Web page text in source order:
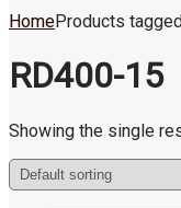
HomeProducts
RD400-15
Showing the single